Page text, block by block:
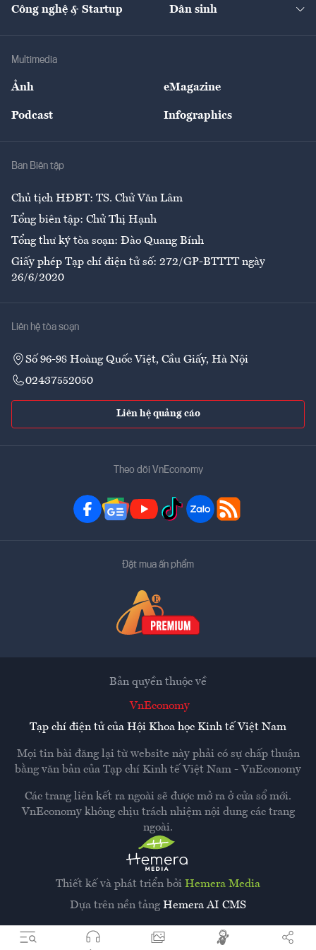
Tư vấn Nông sản
Giải trí
Công nghệ & Startup Dân sinh
Multimedia
Ảnh eMagazine
Podcast Infographics
Ban Biên tập
Chủ tịch HĐBT: TS. Chử Văn Lâm
Tổng biên tập: Chử Thị Hạnh
Tổng thư ký tòa soạn: Đào Quang Bính
Giấy phép Tạp chí điện tử số: 272/GP-BTTTT ngày
26/6/2020
Liên hệ tòa soạn
Số 96-98 Hoàng Quốc Việt, Cầu Giấy, Hà Nội
02437552050
Liên hệ quảng cáo
Theo dõi VnEconomy
Đặt mua ấn phẩm
Thiết kế và phát triển bởi Hemera Media
Dựa trên nền tảng Hemera AI CMS
Bản quyền thuộc về
VnEconomy
Tạp chí điện tử của Hội Khoa học Kinh tế Việt Nam
Mọi tin bài đăng lại từ website này phải có sự chấp thuận
bằng văn bản của Tạp chí Kinh tế Việt Nam - VnEconomy
Các trang liên kết ra ngoài sẽ được mở ra ở cửa sổ mới.
VnEconomy không chịu trách nhiệm nội dung các trang
ngoài.